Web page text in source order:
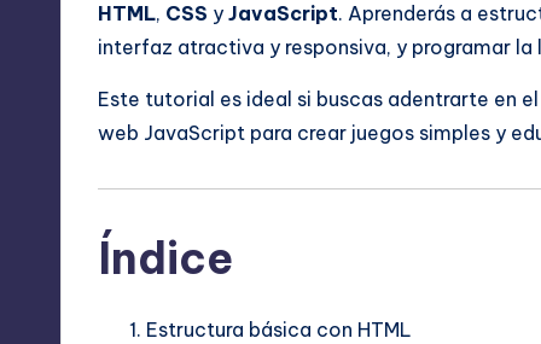
HTML, CSS y JavaScript. Aprenderás a
interfaz atractiva y responsiva, y programar
Este tutorial es ideal si buscas adentrarte en
web JavaScript para crear juegos simples y
Índice
Estructura básica con HTML